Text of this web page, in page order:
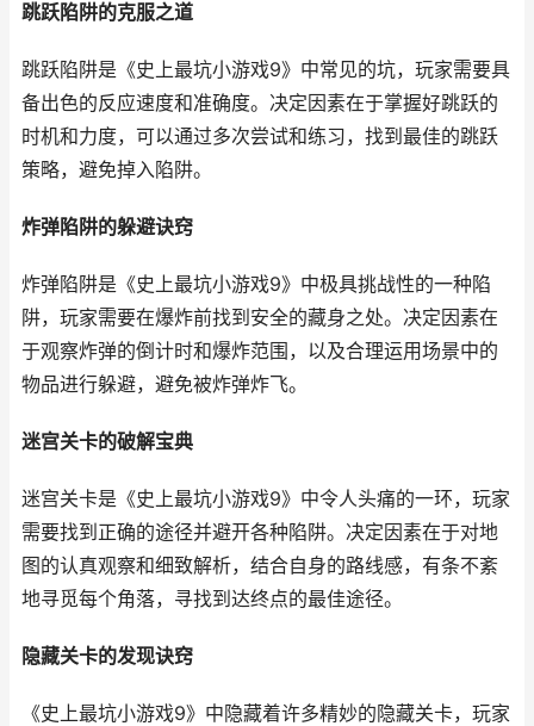
跳跃陷阱的克服之道
跳跃陷阱是《史上最坑小游戏9》中常见的坑，玩家需要具
备出色的反应速度和准确度。决定因素在于掌握好跳跃的
时机和力度，可以通过多次尝试和练习，找到最佳的跳跃
策略，避免掉入陷阱。
炸弹陷阱的躲避诀窍
炸弹陷阱是《史上最坑小游戏9》中极具挑战性的一种陷
阱，玩家需要在爆炸前找到安全的藏身之处。决定因素在
于观察炸弹的倒计时和爆炸范围，以及合理运用场景中的
物品进行躲避，避免被炸弹炸飞。
迷宫关卡的破解宝典
迷宫关卡是《史上最坑小游戏9》中令人头痛的一环，玩家
需要找到正确的途径并避开各种陷阱。决定因素在于对地
图的认真观察和细致解析，结合自身的路线感，有条不紊
地寻觅每个角落，寻找到达终点的最佳途径。
隐藏关卡的发现诀窍
《史上最坑小游戏9》中隐藏着许多精妙的隐藏关卡，玩家